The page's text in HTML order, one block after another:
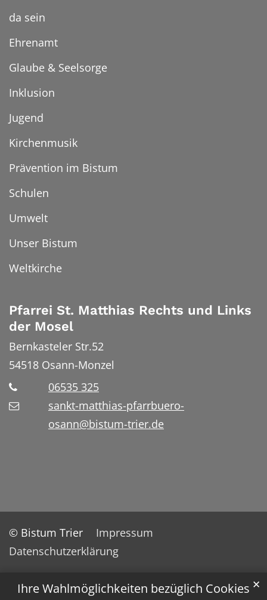
Ihre Wahlmöglichkeiten bezüglich Cookies ✕
da sein
Ehrenamt
Glaube & Seelsorge
Inklusion
Jugend
Kirchenmusik
Prävention im Bistum
Schulen
Umwelt
Unser Bistum
Weltkirche
Pfarrei St. Matthias Rechts und Links
der Mosel
Bernkasteler Str.52
54518 Osann-Monzel
06535 325
sankt-matthias-pfarrbuero-
osann@bistum-trier.de
© Bistum Trier
Impressum
Datenschutzerklärung